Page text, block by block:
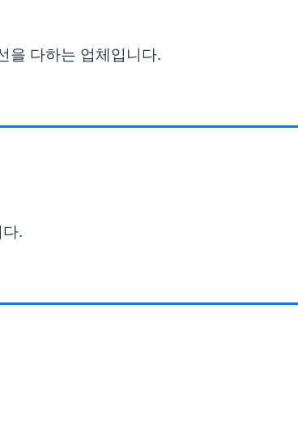
을 다하는 업체입니다.
.